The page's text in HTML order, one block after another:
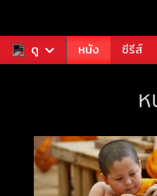
ดูดูฟรี หนัง ซีรีส์